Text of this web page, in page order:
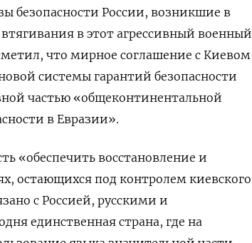
безопасности России, возникшие в
в этот агрессивный военный
что мирное соглашение с Киевом
системы гарантий безопасности
частью «общеконтинентальной
в Евразии».
«обеспечить восстановление и
остающихся под контролем киевского
с Россией, русскими и
единственная страна, где на